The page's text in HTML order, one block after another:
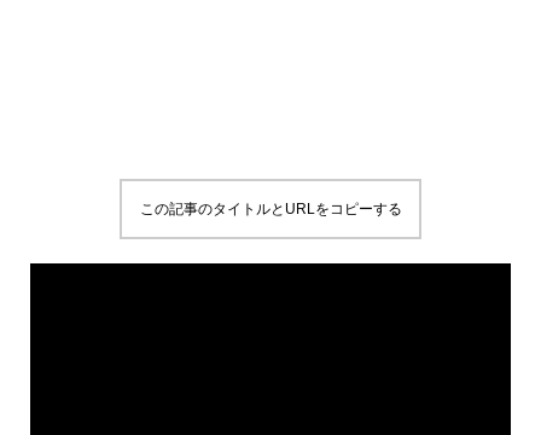
この記事のタイトルとURLをコピーする